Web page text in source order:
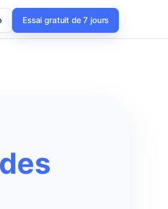
Essai gratuit de 7 jours